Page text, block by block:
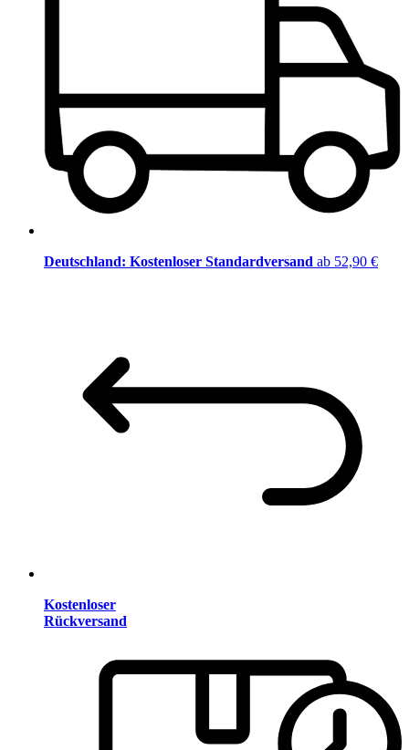
Deutschland: Kostenloser Standardversand ab 52,90 €
Kostenloser
Rückversand